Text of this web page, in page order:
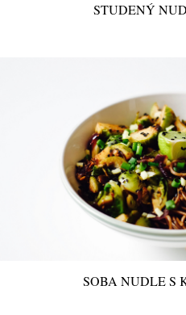
STUDENÝ
SOBA NUDLE S